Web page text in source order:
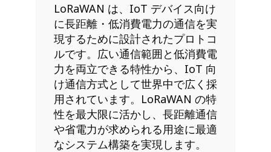
LoRaWAN は、IoT デバイス向け
に長距離・低消費電力の通信を実
現するために設計されたプロトコ
ルです。広い通信範囲と低消費電
力を両立できる特性から、IoT 向
け通信方式として世界中で広く採
用されています。LoRaWAN の特
性を最大限に活かし、長距離通信
や省電力が求められる用途に最適
なシステム構築を実現します。